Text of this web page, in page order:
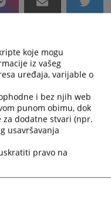
koje mogu
iz vašeg
uređaja, varijable o
i bez njih web
punom obimu, dok
dodatne stvari (npr.
usavršavanja
pravo na